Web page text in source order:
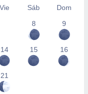
Vie Sáb
Dom
8
9
14 15 16
21